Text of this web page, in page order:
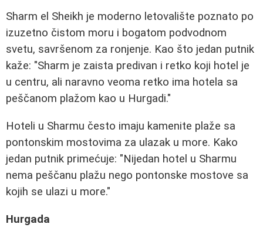
Sharm el Sheikh je moderno letovalište poznato po
izuzetno čistom moru i bogatom podvodnom
svetu, savršenom za ronjenje. Kao što jedan putnik
kaže: "Sharm je zaista predivan i retko koji hotel je
u centru, ali naravno veoma retko ima hotela sa
peščanom plažom kao u Hurgadi."
Hoteli u Sharmu često imaju kamenite plaže sa
pontonskim mostovima za ulazak u more. Kako
jedan putnik primećuje: "Nijedan hotel u Sharmu
nema peščanu plažu nego pontonske mostove sa
kojih se ulazi u more."
Hurgada